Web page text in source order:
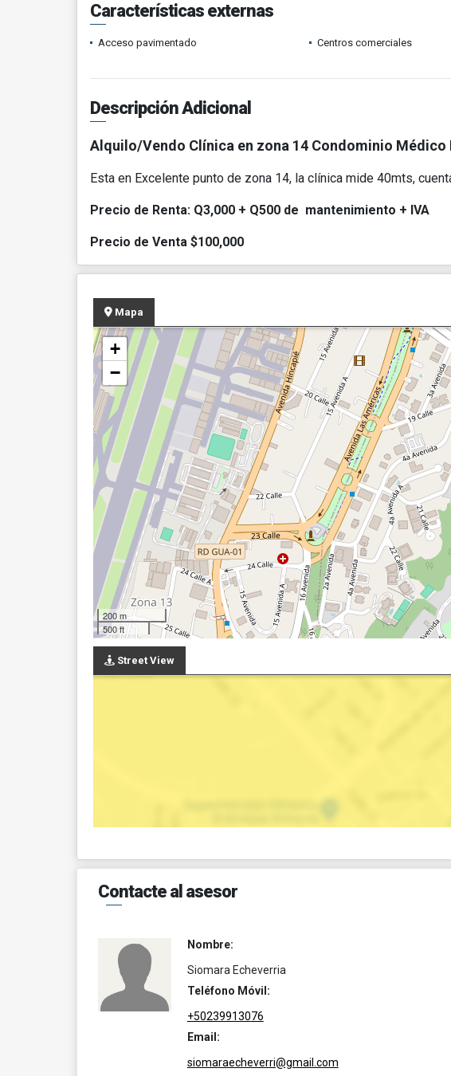
Características externas
Acceso pavimentado Centros comerciales
Descripción Adicional
Alquilo/Vendo Clínica en zona 14 Condominio Médico
Esta en Excelente punto de zona 14, la clínica mide 40mts,
Precio de Renta: Q3,000 + Q500 de mantenimiento + IVA
Precio de Venta $100,000
Mapa
+
−
200 m
500 ft
Street View
Contacte al asesor
Nombre:
Siomara Echeverria
Teléfono Móvil:
+50239913076
Email:
siomaraecheverri@gmail.com